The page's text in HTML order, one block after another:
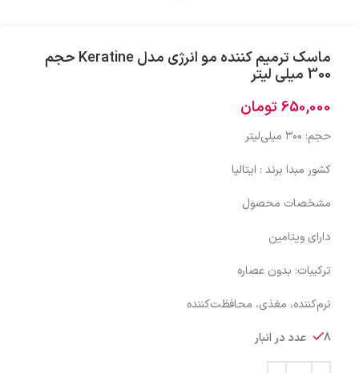
ماسک ترمیم کننده مو انرژی مدل Keratine حجم
300 میلی لیتر
650,000 تومان
حجم: ۳۰۰ میلی‌لیتر
کشور مبدا برند : ایتالیا
مشخصات محصول
دارای ویتامین
ترکیبات: بدون عصاره
نرم‌کننده، مغذی، محافظت‌کننده
8 عدد در انبار